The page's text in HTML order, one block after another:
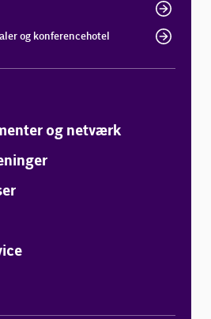
og konferencehotel
og netværk